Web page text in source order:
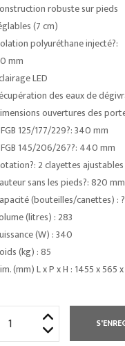
robuste sur pieds
(7 cm)
polyuréthane injecté?:
mm
LED
des eaux de
ouvertures des
125/177/229?: 340 mm
145/206/267?: 440 mm
2 clayettes
sans les pieds?: 820 mm
(bouteilles/canettes) :
(litres) : 283
(W) : 340
(kg) : 85
(mm) L x P x H : 1455 x 565